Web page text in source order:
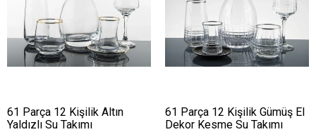
61 Parça 12 Kişilik Altın
Yaldızlı Su Takımı
61 Parça 12 Kişilik Gümüş El
Dekor Kesme Su Takımı